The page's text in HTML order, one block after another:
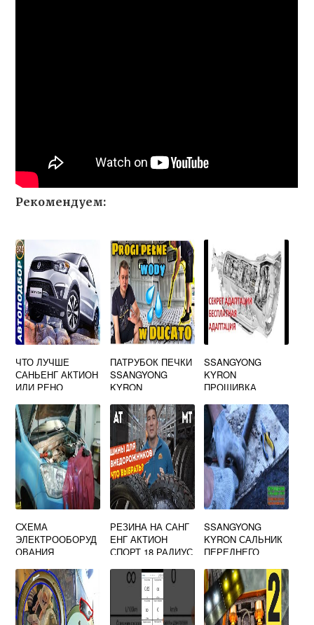
Рекомендуем:
ЧТО ЛУЧШЕ
САНЬЕНГ АКТИОН
ИЛИ РЕНО
ПАТРУБОК ПЕЧКИ
SSANGYONG
KYRON
SSANGYONG
KYRON
ПРОШИВКА
СХЕМА
ЭЛЕКТРООБОРУД
ОВАНИЯ
ACTYON
РЕЗИНА НА САНГ
ЕНГ АКТИОН
СПОРТ 18 РАДИУС
SSANGYONG
KYRON САЛЬНИК
ПЕРЕДНЕГО